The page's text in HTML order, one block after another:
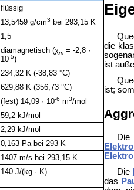
flüssig
13,5459 g/cm3
bei 293,15 K
1,5
diamagnetisch (χm = -2,8 ·
10-5)
234,32 K (-38,83 °C)
629,88 K (356,73 °C)
(fest) 14,09 · 10-6 m3/mol
59,2 kJ/mol
2,29 kJ/mol
0,163 Pa bei 293 K
1407 m/s bei 293,15 K
140 J/(kg · K)
die
ist
ist;
Die
das